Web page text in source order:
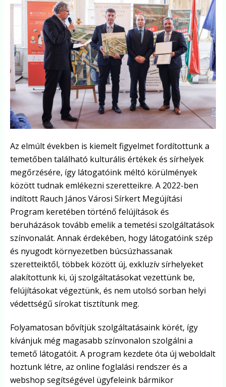
Az elmúlt években is kiemelt figyelmet fordítottunk a
temetőben található kulturális értékek és sírhelyek
megőrzésére, így látogatóink méltó körülmények
között tudnak emlékezni szeretteikre. A 2022-ben
indított Rauch János Városi Sírkert Megújítási
Program keretében történő felújítások és
beruházások tovább emelik a temetési szolgáltatások
színvonalát. Annak érdekében, hogy látogatóink szép
és nyugodt környezetben búcsúzhassanak
szeretteiktől, többek között új, exkluzív sírhelyeket
alakítottunk ki, új szolgáltatásokat vezettünk be,
felújításokat végeztünk, és nem utolsó sorban helyi
védettségű sírokat tisztítunk meg.
Folyamatosan bővítjük szolgáltatásaink körét, így
kívánjuk még magasabb színvonalon szolgálni a
temető látogatóit. A program kezdete óta új weboldalt
hoztunk létre, az online foglalási rendszer és a
webshop segítségével ügyfeleink bármikor